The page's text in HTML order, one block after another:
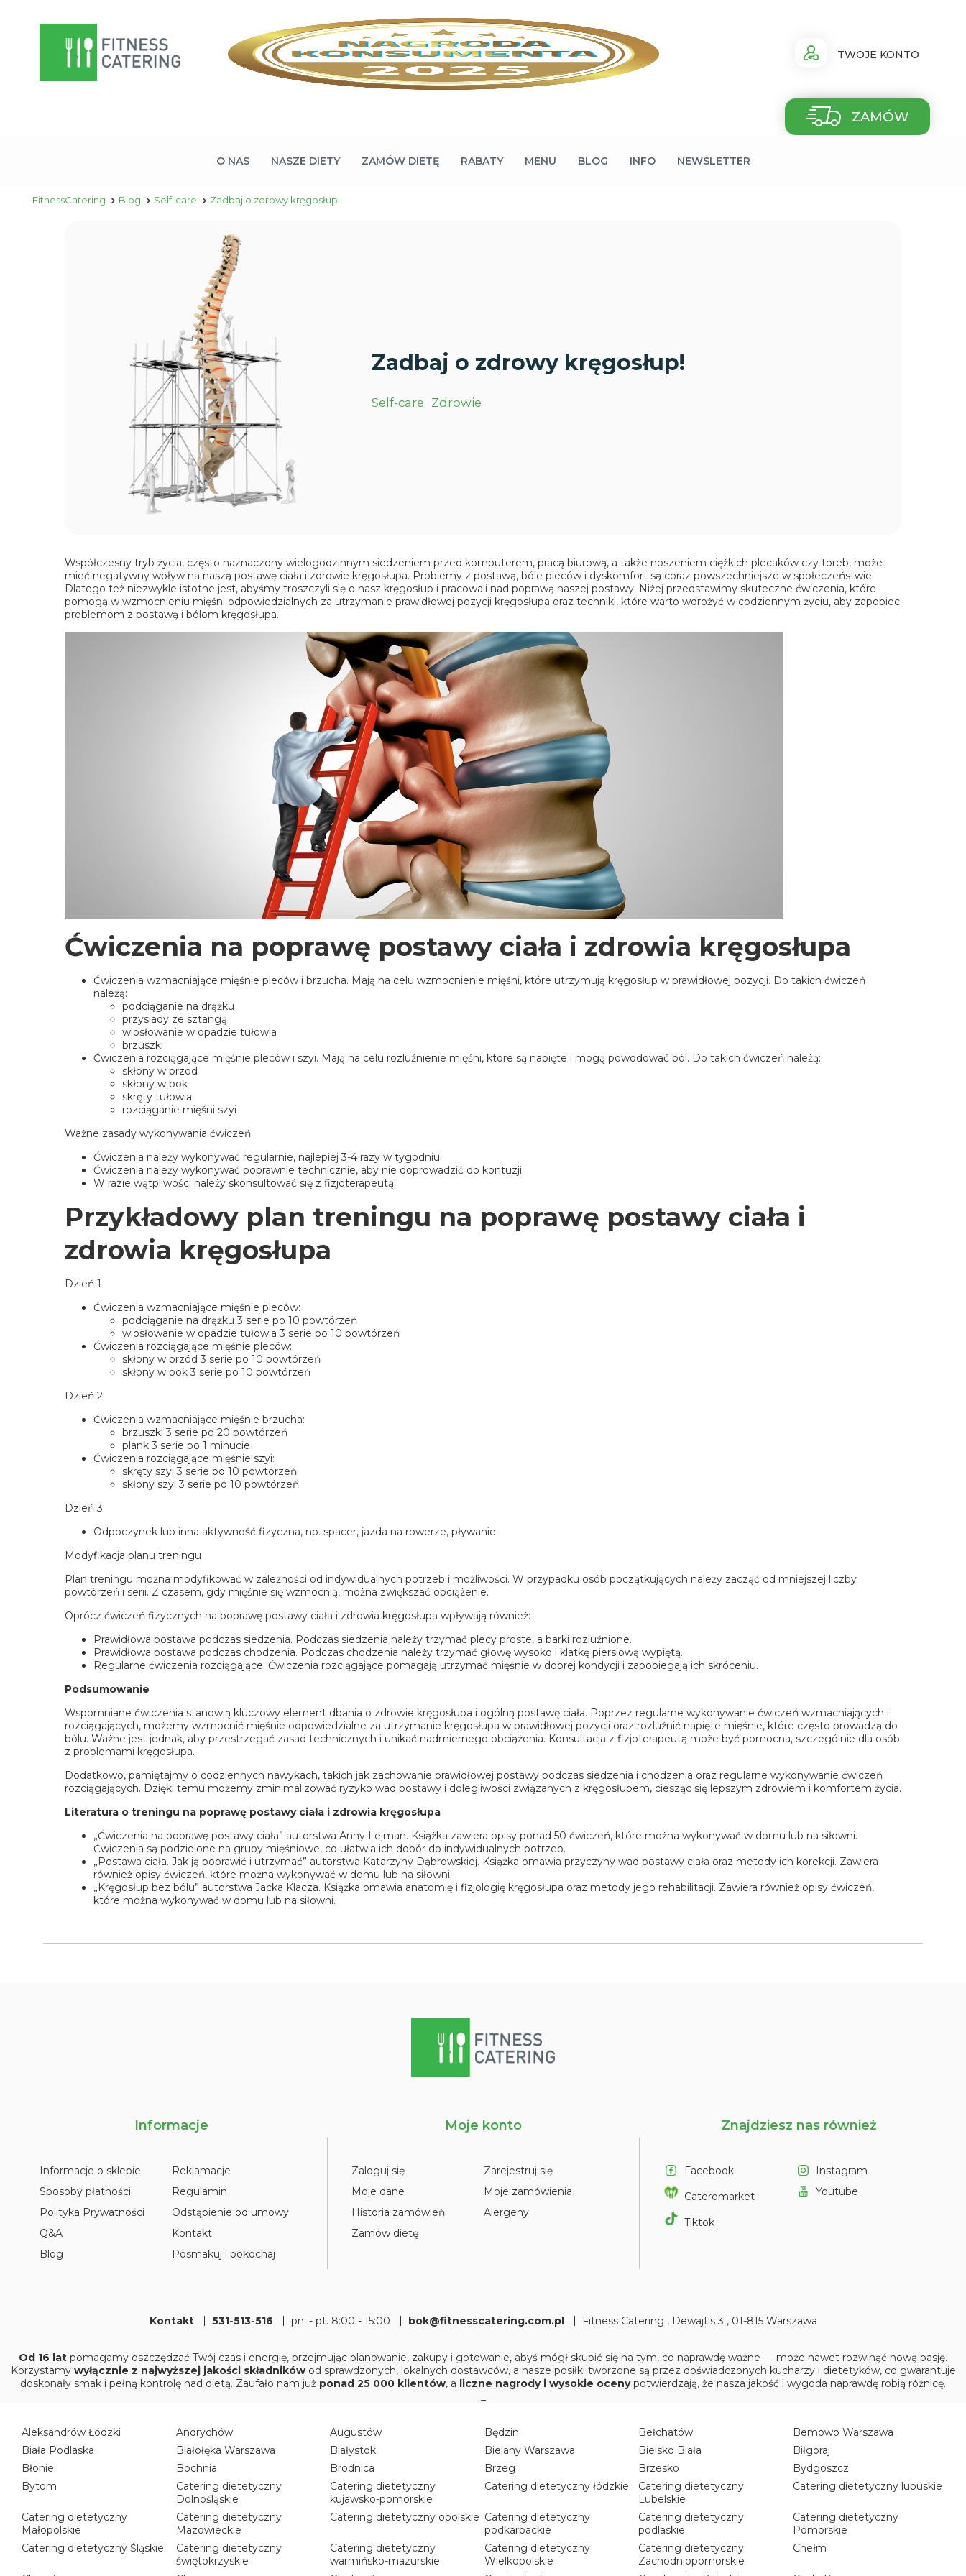
TWOJE KONTO
ZAMÓW
O NAS NASZE DIETY ZAMÓW DIETĘ RABATY MENU BLOG INFO NEWSLETTER
FitnessCatering Blog Self-care Zadbaj o zdrowy kręgosłup!
Zadbaj o zdrowy kręgosłup!
Self-care Zdrowie
Współczesny tryb życia, często naznaczony wielogodzinnym siedzeniem przed komputerem, pracą biurową, a także noszeniem ciężkich plecaków czy toreb, może
mieć negatywny wpływ na naszą postawę ciała i zdrowie kręgosłupa. Problemy z postawą, bóle pleców i dyskomfort są coraz powszechniejsze w społeczeństwie.
Dlatego też niezwykle istotne jest, abyśmy troszczyli się o nasz kręgosłup i pracowali nad poprawą naszej postawy. Niżej przedstawimy skuteczne ćwiczenia, które
pomogą w wzmocnieniu mięśni odpowiedzialnych za utrzymanie prawidłowej pozycji kręgosłupa oraz techniki, które warto wdrożyć w codziennym życiu, aby zapobiec
problemom z postawą i bólom kręgosłupa.
Ćwiczenia na poprawę postawy ciała i zdrowia kręgosłupa
Ćwiczenia wzmacniające mięśnie pleców i brzucha. Mają na celu wzmocnienie mięśni, które utrzymują kręgosłup w prawidłowej pozycji. Do takich ćwiczeń
należą:
podciąganie na drążku
przysiady ze sztangą
wiosłowanie w opadzie tułowia
brzuszki
Ćwiczenia rozciągające mięśnie pleców i szyi. Mają na celu rozluźnienie mięśni, które są napięte i mogą powodować ból. Do takich ćwiczeń należą:
skłony w przód
skłony w bok
skręty tułowia
rozciąganie mięśni szyi
Ważne zasady wykonywania ćwiczeń
Ćwiczenia należy wykonywać regularnie, najlepiej 3-4 razy w tygodniu.
Ćwiczenia należy wykonywać poprawnie technicznie, aby nie doprowadzić do kontuzji.
W razie wątpliwości należy skonsultować się z fizjoterapeutą.
Przykładowy plan treningu na poprawę postawy ciała i
zdrowia kręgosłupa
Dzień 1
Ćwiczenia wzmacniające mięśnie pleców:
podciąganie na drążku 3 serie po 10 powtórzeń
wiosłowanie w opadzie tułowia 3 serie po 10 powtórzeń
Ćwiczenia rozciągające mięśnie pleców:
skłony w przód 3 serie po 10 powtórzeń
skłony w bok 3 serie po 10 powtórzeń
Dzień 2
Ćwiczenia wzmacniające mięśnie brzucha:
brzuszki 3 serie po 20 powtórzeń
plank 3 serie po 1 minucie
Ćwiczenia rozciągające mięśnie szyi:
skręty szyi 3 serie po 10 powtórzeń
skłony szyi 3 serie po 10 powtórzeń
Dzień 3
Odpoczynek lub inna aktywność fizyczna, np. spacer, jazda na rowerze, pływanie.
Modyfikacja planu treningu
Plan treningu można modyfikować w zależności od indywidualnych potrzeb i możliwości. W przypadku osób początkujących należy zacząć od mniejszej liczby
powtórzeń i serii. Z czasem, gdy mięśnie się wzmocnią, można zwiększać obciążenie.
Oprócz ćwiczeń fizycznych na poprawę postawy ciała i zdrowia kręgosłupa wpływają również:
Prawidłowa postawa podczas siedzenia. Podczas siedzenia należy trzymać plecy proste, a barki rozluźnione.
Prawidłowa postawa podczas chodzenia. Podczas chodzenia należy trzymać głowę wysoko i klatkę piersiową wypiętą.
Regularne ćwiczenia rozciągające. Ćwiczenia rozciągające pomagają utrzymać mięśnie w dobrej kondycji i zapobiegają ich skróceniu.
Podsumowanie
Wspomniane ćwiczenia stanowią kluczowy element dbania o zdrowie kręgosłupa i ogólną postawę ciała. Poprzez regularne wykonywanie ćwiczeń wzmacniających i
rozciągających, możemy wzmocnić mięśnie odpowiedzialne za utrzymanie kręgosłupa w prawidłowej pozycji oraz rozluźnić napięte mięśnie, które często prowadzą do
bólu. Ważne jest jednak, aby przestrzegać zasad technicznych i unikać nadmiernego obciążenia. Konsultacja z fizjoterapeutą może być pomocna, szczególnie dla osób
z problemami kręgosłupa.
Dodatkowo, pamiętajmy o codziennych nawykach, takich jak zachowanie prawidłowej postawy podczas siedzenia i chodzenia oraz regularne wykonywanie ćwiczeń
rozciągających. Dzięki temu możemy zminimalizować ryzyko wad postawy i dolegliwości związanych z kręgosłupem, ciesząc się lepszym zdrowiem i komfortem życia.
Literatura o treningu na poprawę postawy ciała i zdrowia kręgosłupa
„Ćwiczenia na poprawę postawy ciała” autorstwa Anny Lejman. Książka zawiera opisy ponad 50 ćwiczeń, które można wykonywać w domu lub na siłowni.
Ćwiczenia są podzielone na grupy mięśniowe, co ułatwia ich dobór do indywidualnych potrzeb.
„Postawa ciała. Jak ją poprawić i utrzymać” autorstwa Katarzyny Dąbrowskiej. Książka omawia przyczyny wad postawy ciała oraz metody ich korekcji. Zawiera
również opisy ćwiczeń, które można wykonywać w domu lub na siłowni.
„Kręgosłup bez bólu” autorstwa Jacka Klacza. Książka omawia anatomię i fizjologię kręgosłupa oraz metody jego rehabilitacji. Zawiera również opisy ćwiczeń,
które można wykonywać w domu lub na siłowni.
Informacje
Informacje o sklepie
Reklamacje
Sposoby płatności
Regulamin
Polityka Prywatności
Odstąpienie od umowy
Q&A
Kontakt
Blog
Posmakuj i pokochaj
Moje konto
Zaloguj się
Zarejestruj się
Moje dane
Moje zamówienia
Historia zamówień
Alergeny
Zamów dietę
Znajdziesz nas również
Facebook
Instagram
Cateromarket
Youtube
Tiktok
Kontakt 531-513-516 pn. - pt. 8:00 - 15:00 bok@fitnesscatering.com.pl Fitness Catering , Dewajtis 3 , 01-815 Warszawa
Od 16 lat pomagamy oszczędzać Twój czas i energię, przejmując planowanie, zakupy i gotowanie, abyś mógł skupić się na tym, co naprawdę ważne — może nawet rozwinąć nową pasję.
Korzystamy wyłącznie z najwyższej jakości składników od sprawdzonych, lokalnych dostawców, a nasze posiłki tworzone są przez doświadczonych kucharzy i dietetyków, co gwarantuje
doskonały smak i pełną kontrolę nad dietą. Zaufało nam już ponad 25 000 klientów, a liczne nagrody i wysokie ocenypotwierdzają, że nasza jakość i wygoda naprawdę robią różnicę.
Aleksandrów Łódzki Andrychów Augustów Będzin Bełchatów
Bemowo Warszawa
Biała Podlaska
Białołęka Warszawa Białystok Bielany Warszawa Bielsko Biała
Biłgoraj
Błonie
Bochnia Brodnica Brzeg Brzesko
Bydgoszcz
Bytom
Catering dietetyczny
Dolnośląskie
Catering dietetyczny
kujawsko-pomorskie
Catering dietetyczny łódzkie
Catering dietetyczny
Lubelskie
Catering dietetyczny lubuskie
Catering dietetyczny
Małopolskie
Catering dietetyczny
Mazowieckie
Catering dietetyczny opolskie Catering dietetyczny
podkarpackie
Catering dietetyczny
podlaskie
Catering dietetyczny
Pomorskie
Catering dietetyczny Śląskie
Catering dietetyczny
świętokrzyskie
Catering dietetyczny
warmińsko-mazurskie
Catering dietetyczny
Wielkopolskie
Catering dietetyczny
Zachodniopomorskie
Chełm